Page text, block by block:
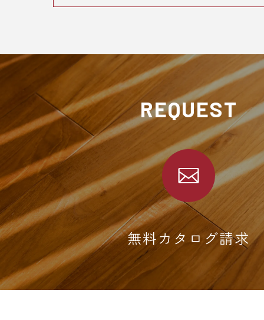
REQUEST
無料カタログ請求